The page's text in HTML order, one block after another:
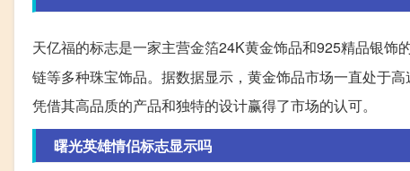
天亿福的标志是一家主营金箔24K黄金饰品和925精品银饰
链等多种珠宝饰品。据数据显示，黄金饰品市场一直处于
凭借其高品质的产品和独特的设计赢得了市场的认可。
曙光英雄情侣标志显示吗